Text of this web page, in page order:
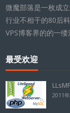
微魔部落是一枚成
行业不相干的80后
VPS博客界的的一
最受欢迎
2011